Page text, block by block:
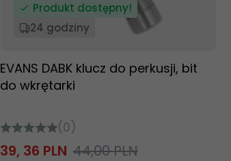
Produkt dostępny!
24 godziny
EVANS DABK klucz do perkusji, bit
do wkrętarki
(0)
39, 36 PLN 44,00 PLN